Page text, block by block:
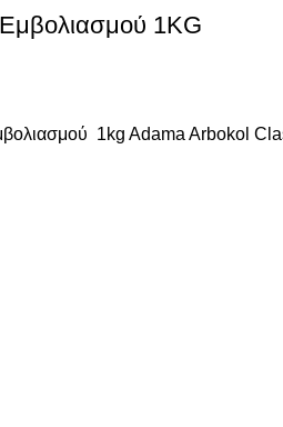
1KG
1kg Adama Arbokol